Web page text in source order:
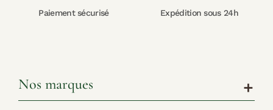
Paiement sécurisé Expédition sous 24h
Nos marques add